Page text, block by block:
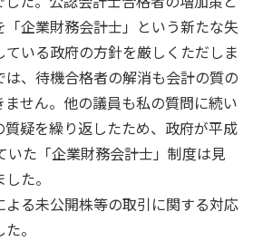
「企業財務会計士」という新たな失
いる政府の方針を厳しくただしま
は、待機合格者の解消も会計の質の
せん。他の議員も私の質問に続い
疑を繰り返したため、政府が平成
いた「企業財務会計士」制度は見
た。
る未公開株等の取引に関する対応
。